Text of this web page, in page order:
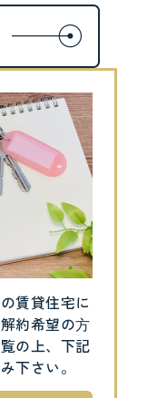
賃貸住宅に
約希望の⽅
の上、下記
下さい。